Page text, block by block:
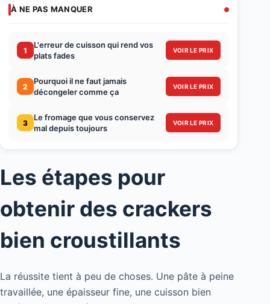
À NE PAS MANQUER
1
L'erreur de cuisson qui rend vos
plats fades
VOIR LE PRIX
2
Pourquoi il ne faut jamais
décongeler comme ça
VOIR LE PRIX
3
Le fromage que vous conservez
mal depuis toujours
VOIR LE PRIX
Les étapes pour
obtenir des crackers
bien croustillants
La réussite tient à peu de choses. Une pâte à peine
travaillée, une épaisseur fine, une cuisson bien